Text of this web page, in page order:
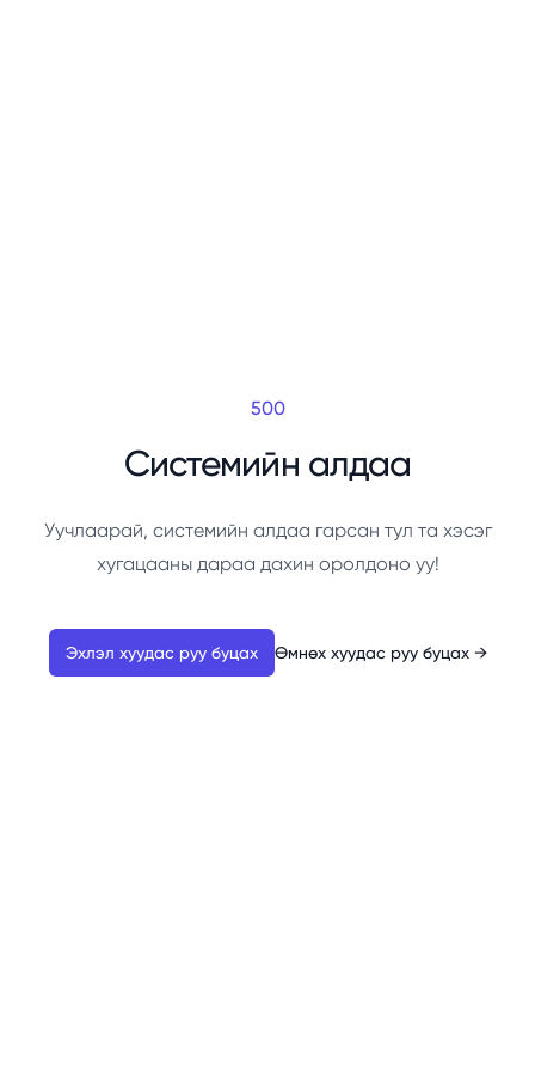
500
Системийн алдаа
Уучлаарай, системийн алдаа гарсан тул та хэсэг
хугацааны дараа дахин оролдоно уу!
Эхлэл хуудас руу буцах Өмнөх хуудас руу буцах →